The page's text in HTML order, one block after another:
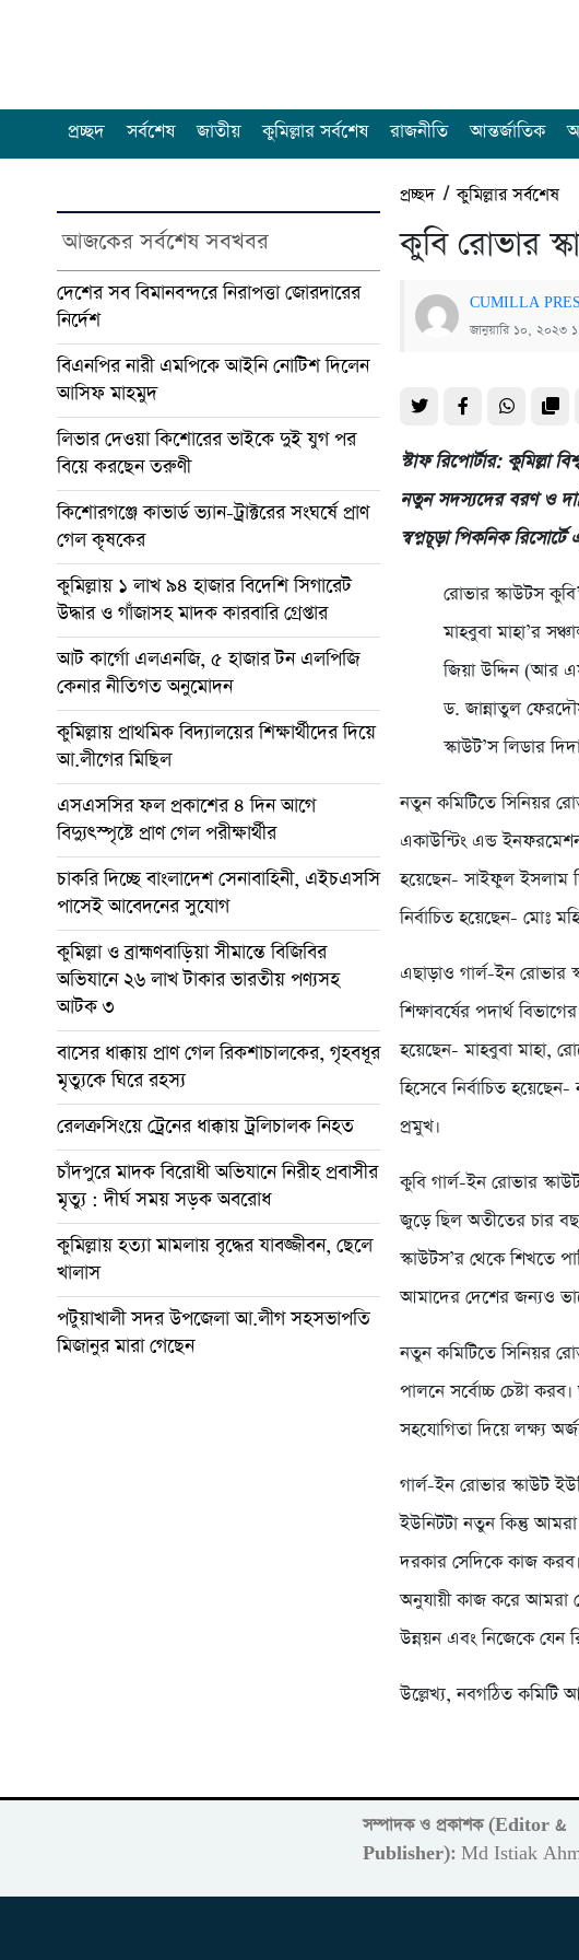
প্রচ্ছদ সর্বশেষ জাতীয় কুমিল্লার সর্বশেষ রাজনীতি আন্তর্জাতিক
আজকের সর্বশেষ সবখবর
দেশের সব বিমানবন্দরে নিরাপত্তা জোরদারের
নির্দেশ
বিএনপির নারী এমপিকে আইনি নোটিশ দিলেন
আসিফ মাহমুদ
লিভার দেওয়া কিশোরের ভাইকে দুই যুগ পর
বিয়ে করছেন তরুণী
কিশোরগঞ্জে কাভার্ড ভ্যান-ট্রাক্টরের সংঘর্ষে প্রাণ
গেল কৃষকের
কুমিল্লায় ১ লাখ ৯৪ হাজার বিদেশি সিগারেট
উদ্ধার ও গাঁজাসহ মাদক কারবারি গ্রেপ্তার
আট কার্গো এলএনজি, ৫ হাজার টন এলপিজি
কেনার নীতিগত অনুমোদন
কুমিল্লায় প্রাথমিক বিদ্যালয়ের শিক্ষার্থীদের দিয়ে
আ.লীগের মিছিল
এসএসসির ফল প্রকাশের ৪ দিন আগে
বিদ্যুৎস্পৃষ্টে প্রাণ গেল পরীক্ষার্থীর
চাকরি দিচ্ছে বাংলাদেশ সেনাবাহিনী, এইচএসসি
পাসেই আবেদনের সুযোগ
কুমিল্লা ও ব্রাহ্মণবাড়িয়া সীমান্তে বিজিবির
অভিযানে ২৬ লাখ টাকার ভারতীয় পণ্যসহ
আটক ৩
বাসের ধাক্কায় প্রাণ গেল রিকশাচালকের, গৃহবধূর
মৃত্যুকে ঘিরে রহস্য
রেলক্রসিংয়ে ট্রেনের ধাক্কায় ট্রলিচালক নিহত
চাঁদপুরে মাদক বিরোধী অভিযানে নিরীহ প্রবাসীর
মৃত্যু : দীর্ঘ সময় সড়ক অবরোধ
কুমিল্লায় হত্যা মামলায় বৃদ্ধের যাবজ্জীবন, ছেলে
খালাস
পটুয়াখালী সদর উপজেলা আ.লীগ সহসভাপতি
মিজানুর মারা গেছেন
প্রচ্ছদ/কুমিল্লার সর্বশেষ
কুবি রোভার
CUMILLA
জানুয়ারি ১০, ২০২৩
স্টাফ রিপোর্টার: কুমিল্লা
নতুন সদস্যদের বরণ ও
স্বপ্নচূড়া পিকনিক
রোভার স্কাউটস
মাহবুবা মাহা’র
জিয়া উদ্দিন (আর
ড. জান্নাতুল
স্কাউট’স লিডার
নতুন কমিটিতে সিনিয়র
একাউন্টিং এন্ড
হয়েছেন- সাইফুল ইসলাম
নির্বাচিত হয়েছেন- মোঃ
এছাড়াও গার্ল-ইন রোভার
শিক্ষাবর্ষের পদার্থ
হয়েছেন- মাহবুবা মাহা,
হিসেবে নির্বাচিত
প্রমুখ।
কুবি গার্ল-ইন রোভার
জুড়ে ছিল অতীতের চার
স্কাউটস’র থেকে শিখতে
আমাদের দেশের জন্যও
নতুন কমিটিতে সিনিয়র
পালনে সর্বোচ্চ চেষ্টা
সহযোগিতা দিয়ে লক্ষ্য
গার্ল-ইন রোভার স্কাউট
ইউনিটটা নতুন কিন্তু
দরকার সেদিকে কাজ
অনুযায়ী কাজ করে আমরা
উন্নয়ন এবং নিজেকে যেন
উল্লেখ্য, নবগঠিত কমিটি
সম্পাদক ও প্রকাশক (Editor &
Publisher): Md Istiak